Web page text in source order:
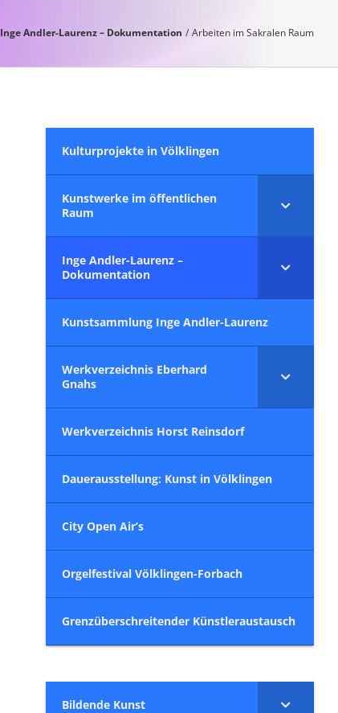
Inge Andler-Laurenz – Dokumentation Arbeiten im Sakralen Raum
Kulturprojekte in Völklingen
Kunstwerke im öffentlichen
Raum
Inge Andler-Laurenz –
Dokumentation
Kunstsammlung Inge Andler-Laurenz
Werkverzeichnis Eberhard
Gnahs
Werkverzeichnis Horst Reinsdorf
Dauerausstellung: Kunst in Völklingen
City Open Air’s
Orgelfestival Völklingen-Forbach
Grenzüberschreitender Künstleraustausch
Bildende Kunst